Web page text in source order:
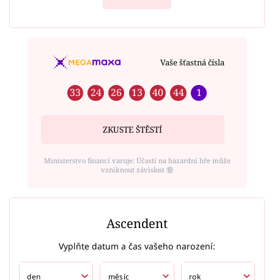
Vaše šťastná čísla
33 24 26 13 40 44 1
ZKUSTE ŠTĚSTÍ
Ministerstvo financí varuje: Účastí na hazardní hře může
vzniknout závislost ⑱
Ascendent
Vyplňte datum a čas vašeho narození: